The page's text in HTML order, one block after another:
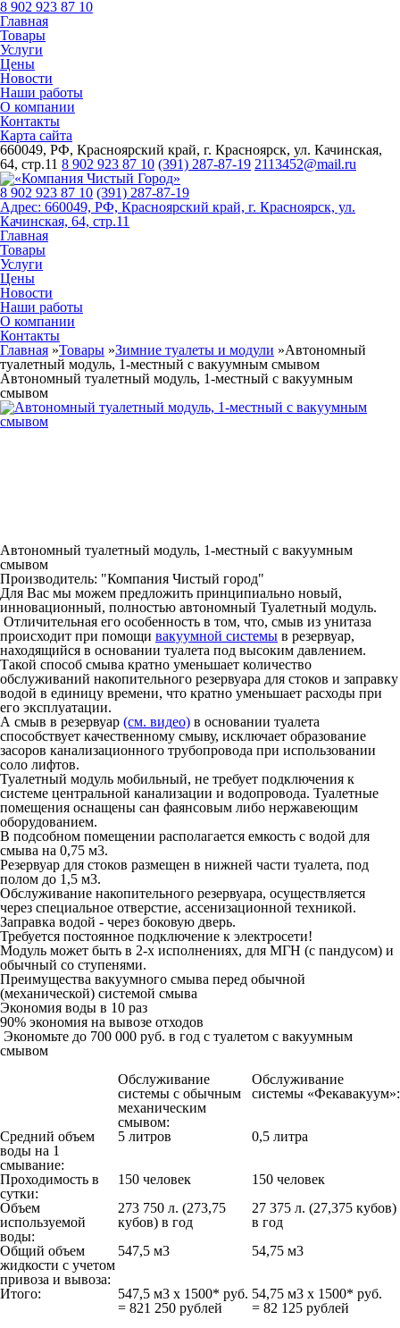
8 902 923 87 10
Главная
Товары
Услуги
Цены
Новости
Наши работы
О компании
Контакты
Карта сайта
660049, РФ, Красноярский край, г. Красноярск, ул. Качинская,
64, стр.11 8 902 923 87 10 (391) 287-87-19 2113452@mail.ru
8 902 923 87 10 (391) 287-87-19
Адрес: 660049, РФ, Красноярский край, г. Красноярск, ул.
Качинская, 64, стр.11
Главная
Товары
Услуги
Цены
Новости
Наши работы
О компании
Контакты
Главная »Товары »Зимние туалеты и модули »Автономный
туалетный модуль, 1-местный с вакуумным смывом
Автономный туалетный модуль, 1-местный с вакуумным
смывом
Автономный туалетный модуль, 1-местный с вакуумным
смывом
Производитель: "Компания Чистый город"
Для Вас мы можем предложить принципиально новый,
инновационный, полностью автономный Туалетный модуль.
Отличительная его особенность в том, что, смыв из унитаза
происходит при помощи вакуумной системы в резервуар,
находящийся в основании туалета под высоким давлением.
Такой способ смыва кратно уменьшает количество
обслуживаний накопительного резервуара для стоков и заправку
водой в единицу времени, что кратно уменьшает расходы при
его эксплуатации.
А смыв в резервуар (см. видео) в основании туалета
способствует качественному смыву, исключает образование
засоров канализационного трубопровода при использовании
соло лифтов.
Туалетный модуль мобильный, не требует подключения к
системе центральной канализации и водопровода. Туалетные
помещения оснащены сан фаянсовым либо нержавеющим
оборудованием.
В подсобном помещении располагается емкость с водой для
смыва на 0,75 м3.
Резервуар для стоков размещен в нижней части туалета, под
полом до 1,5 м3.
Обслуживание накопительного резервуара, осуществляется
через специальное отверстие, ассенизационной техникой.
Заправка водой - через боковую дверь.
Требуется постоянное подключение к электросети!
Модуль может быть в 2-х исполнениях, для МГН (с пандусом) и
обычный со ступенями.
Преимущества вакуумного смыва перед обычной
(механической) системой смыва
Экономия воды в 10 раз
90% экономия на вывозе отходов
Экономьте до 700 000 руб. в год с туалетом с вакуумным
смывом
Обслуживание
системы с обычным
механическим
смывом:
Обслуживание
системы «Фекавакуум»:
Средний объем
воды на 1
смывание:
5 литров 0,5 литра
Проходимость в
сутки:
150 человек
150 человек
Объем
используемой
воды:
273 750 л. (273,75
кубов) в год
27 375 л. (27,375 кубов)
в год
Общий объем
жидкости с учетом
привоза и вывоза:
547,5 м3 54,75 м3
Итого:
547,5 м3 х 1500* руб.
= 821 250 рублей
54,75 м3 х 1500* руб.
= 82 125 рублей